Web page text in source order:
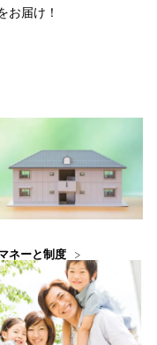
お届け！
ネーと制度